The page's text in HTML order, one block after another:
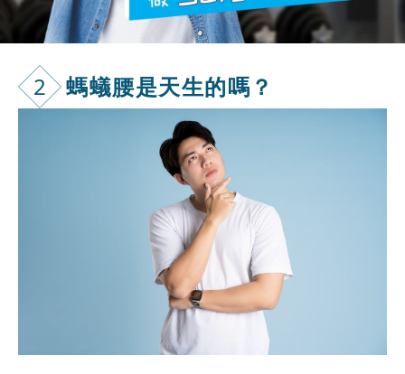
2 螞蟻腰是天生的嗎？